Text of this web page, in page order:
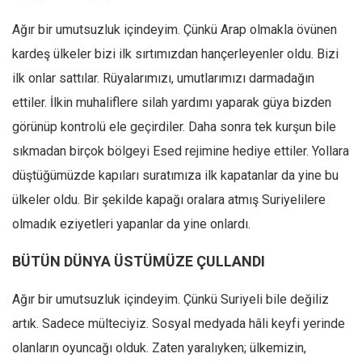
Tarih
Düşünce
Dosyalar
Ağır bir umutsuzluk içindeyim. Çünkü Arap olmakla övünen
kardeş ülkeler bizi ilk sırtımızdan hançerleyenler oldu. Bizi
ilk onlar sattılar. Rüyalarımızı, umutlarımızı darmadağın
ettiler. İlkin muhaliflere silah yardımı yaparak güya bizden
görünüp kontrolü ele geçirdiler. Daha sonra tek kurşun bile
sıkmadan birçok bölgeyi Esed rejimine hediye ettiler. Yollara
düştüğümüzde kapıları suratımıza ilk kapatanlar da yine bu
ülkeler oldu. Bir şekilde kapağı oralara atmış Suriyelilere
olmadık eziyetleri yapanlar da yine onlardı.
BÜTÜN DÜNYA ÜSTÜMÜZE ÇULLANDI
Ağır bir umutsuzluk içindeyim. Çünkü Suriyeli bile değiliz
artık. Sadece mülteciyiz. Sosyal medyada hâli keyfi yerinde
olanların oyuncağı olduk. Zaten yaralıyken; ülkemizin,